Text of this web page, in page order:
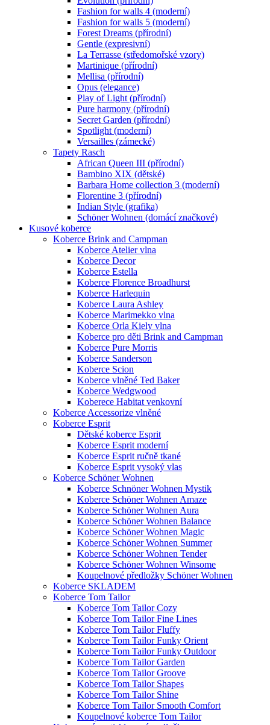
Fashion for walls 4 (moderní)
Fashion for walls 5 (moderní)
Forest Dreams (přírodní)
Gentle (expresivní)
La Terrasse (středomořské vzory)
Martinique (přírodní)
Mellisa (přírodní)
Opus (elegance)
Play of Light (přírodní)
Pure harmony (přírodní)
Secret Garden (přírodní)
Spotlight (moderní)
Versailles (zámecké)
Tapety Rasch
African Queen III (přírodní)
Bambino XIX (dětské)
Barbara Home collection 3 (moderní)
Florentine 3 (přírodní)
Indian Style (grafika)
Schöner Wohnen (domácí značkové)
Kusové koberce
Koberce Brink and Campman
Koberce Atelier vlna
Koberce Decor
Koberce Estella
Koberce Florence Broadhurst
Koberce Harlequin
Koberce Laura Ashley
Koberce Marimekko vlna
Koberce Orla Kiely vlna
Koberce pro děti Brink and Campman
Koberce Pure Morris
Koberce Sanderson
Koberce Scion
Koberce vlněné Ted Baker
Koberce Wedgwood
Koberece Habitat venkovní
Koberce Accessorize vlněné
Koberce Esprit
Dětské koberce Esprit
Koberce Esprit moderní
Koberce Esprit ručně tkané
Koberce Esprit vysoký vlas
Koberce Schöner Wohnen
Koberce Schnöner Wohnen Mystik
Koberce Schöner Wohnen Amaze
Koberce Schöner Wohnen Aura
Koberce Schöner Wohnen Balance
Koberce Schöner Wohnen Magic
Koberce Schöner Wohnen Summer
Koberce Schöner Wohnen Tender
Koberce Schöner Wohnen Winsome
Koupelnové předložky Schöner Wohnen
Koberce SKLADEM
Koberce Tom Tailor
Koberce Tom Tailor Cozy
Koberce Tom Tailor Fine Lines
Koberce Tom Tailor Fluffy
Koberce Tom Tailor Funky Orient
Koberce Tom Tailor Funky Outdoor
Koberce Tom Tailor Garden
Koberce Tom Tailor Groove
Koberce Tom Tailor Shapes
Koberce Tom Tailor Shine
Koberce Tom Tailor Smooth Comfort
Koupelnové koberce Tom Tailor